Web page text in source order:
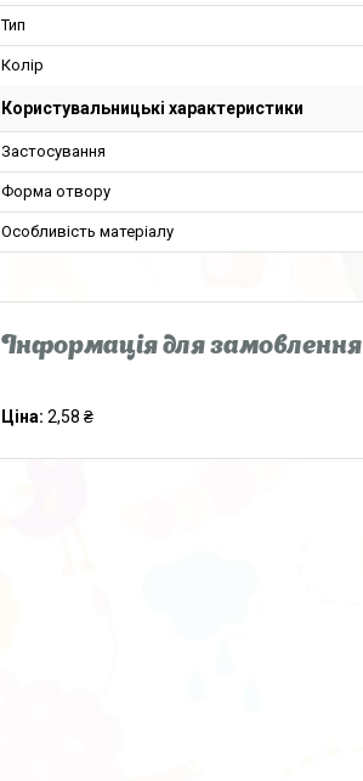
Тип
Колір
Користувальницькі характеристики
Застосування
Форма отвору
Особливість матеріалу
Інформація для замовлення
Ціна: 2,58 ₴